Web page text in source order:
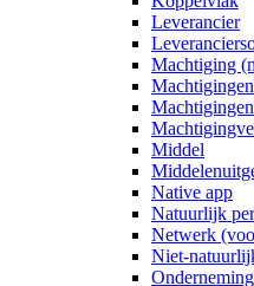
Leverancier
Machtiging
Middel
Native app
Natuurlijk
Netwerk
Niet-
Onderneming